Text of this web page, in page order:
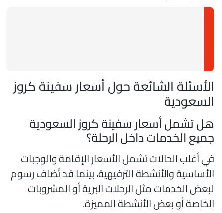
الشائعة حول أسعار سفينة كروز
تشمل أسعار سفينة كروز السعودية
الخدمات داخل الرحلة؟
أغلب الحالات تشمل الأسعار الإقامة والوجبات
والأنشطة الترفيهية، بينما قد تُضاف رسوم
الخدمات مثل الرحلات البرية أو المشروبات
أو بعض الأنشطة المميزة.